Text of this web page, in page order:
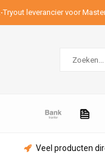
leverancier voor
Veel producten